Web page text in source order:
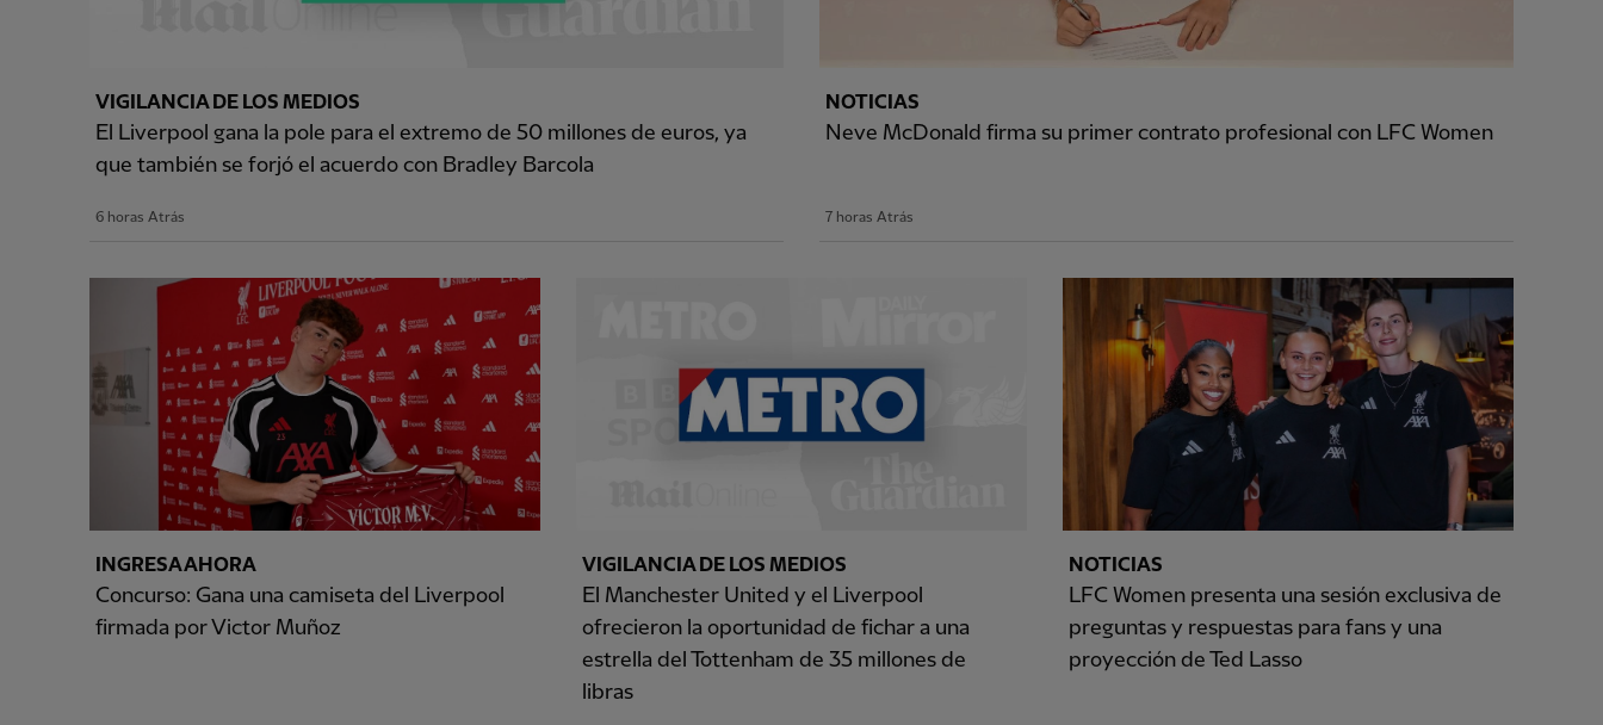
VIGILANCIA DE LOS MEDIOS
El Liverpool gana la pole para el extremo de 50 millones de euros, ya
que también se forjó el acuerdo con Bradley Barcola
6 horas Atrás
NOTICIAS
Neve McDonald firma su primer contrato profesional con LFC Women
7 horas Atrás
INGRESA AHORA
Concurso: Gana una camiseta del Liverpool
firmada por Victor Muñoz
VIGILANCIA DE LOS MEDIOS
El Manchester United y el Liverpool
ofrecieron la oportunidad de fichar a una
estrella del Tottenham de 35 millones de
libras
NOTICIAS
LFC Women presenta una sesión exclusiva de
preguntas y respuestas para fans y una
proyección de Ted Lasso